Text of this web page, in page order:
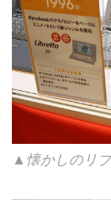
▲懐かしのリ